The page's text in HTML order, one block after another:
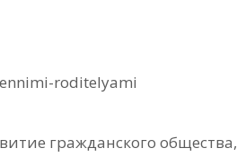
roditelyami
гражданского общества,